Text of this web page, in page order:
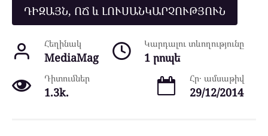
ԴԻԶԱՅՆ, ՈՃ և ԼՈՒՍԱՆԿԱՐՉՈՒԹՅՈՒՆ
Հեղինակ
MediaMag
Կարդալու տևողությունը
1 րոպե
Դիտումներ
1.3k.
Հր․ ամսաթիվ
29/12/2014